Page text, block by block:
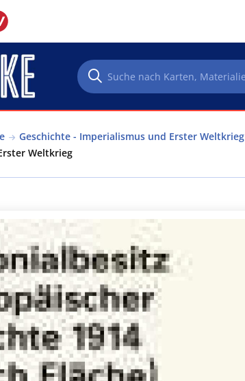
Geschichte - Imperialismus und Erster Weltkrieg
Weltkrieg